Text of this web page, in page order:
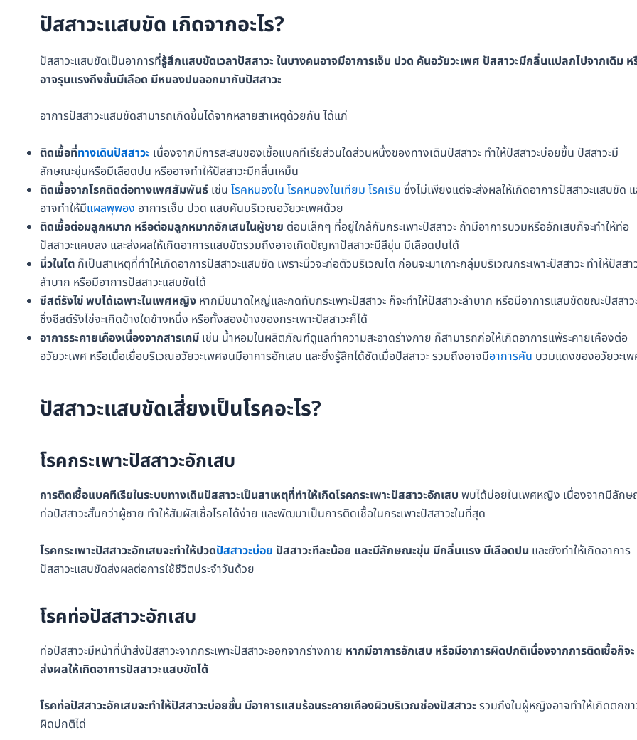
ปัสสาวะแสบขัด เกิดจากอะไร?
ปัสสาวะแสบขัดเป็นอาการที่รู้สึกแสบขัดเวลาปัสสาวะ ในบางคนอาจมีอาการเจ็บ ปวด คันอวัยวะเพศ ปัสสาวะมีกลิ่นแปลกไปจากเดิม ห
อาจรุนแรงถึงขั้นมีเลือด มีหนองปนออกมากับปัสสาวะ
อาการปัสสาวะแสบขัดสามารถเกิดขึ้นได้จากหลายสาเหตุด้วยกัน ได้แก่
ติดเชื้อที่ทางเดินปัสสาวะ เนื่องจากมีการสะสมของเชื้อแบคทีเรียส่วนใดส่วนหนึ่งของทางเดินปัสสาวะ ทำให้ปัสสาวะบ่อยขึ้น ปัสสาวะมี
ลักษณะขุ่นหรือมีเลือดปน หรืออาจทำให้ปัสสาวะมีกลิ่นเหม็น
ติดเชื้อจากโรคติดต่อทางเพศสัมพันธ์ เช่น โรคหนองใน โรคหนองในเทียม โรคเริม ซึ่งไม่เพียงแต่จะส่งผลให้เกิดอาการปัสสาวะแสบขัด แ
อาจทำให้มีแผลพุพอง อาการเจ็บ ปวด แสบคันบริเวณอวัยวะเพศด้วย
ติดเชื้อต่อมลูกหมาก หรือต่อมลูกหมากอักเสบในผู้ชาย ต่อมเล็กๆ ที่อยู่ใกล้กับกระเพาะปัสสาวะ ถ้ามีอาการบวมหรืออักเสบก็จะทำให้ท่อ
ปัสสาวะแคบลง และส่งผลให้เกิดอาการแสบขัดรวมถึงอาจเกิดปัญหาปัสสาวะมีสีขุ่น มีเลือดปนได้
นิ่วในไต ก็เป็นสาเหตุที่ทำให้เกิดอาการปัสสาวะแสบขัด เพราะนิ่วจะก่อตัวบริเวณไต ก่อนจะมาเกาะกลุ่มบริเวณกระเพาะปัสสาวะ ทำให้ปัสสา
ลำบาก หรือมีอาการปัสสาวะแสบขัดได้
ซีสต์รังไข่ พบได้เฉพาะในเพศหญิง หากมีขนาดใหญ่และกดทับกระเพาะปัสสาวะ ก็จะทำให้ปัสสาวะลำบาก หรือมีอาการแสบขัดขณะปัสสาว
ซึ่งซีสต์รังไข่จะเกิดข้างใดข้างหนึ่ง หรือทั้งสองข้างของกระเพาะปัสสาวะก็ได้
อาการระคายเคืองเนื่องจากสารเคมี เช่น น้ำหอมในผลิตภัณฑ์ดูแลทำความสะอาดร่างกาย ก็สามารถก่อให้เกิดอาการแพ้ระคายเคืองต่อ
อวัยวะเพศ หรือเนื้อเยื่อบริเวณอวัยวะเพศจนมีอาการอักเสบ และยิ่งรู้สึกได้ชัดเมื่อปัสสาวะ รวมถึงอาจมีอาการคัน บวมแดงของอวัยวะเ
ปัสสาวะแสบขัดเสี่ยงเป็นโรคอะไร?
โรคกระเพาะปัสสาวะอักเสบ
การติดเชื้อแบคทีเรียในระบบทางเดินปัสสาวะเป็นสาเหตุที่ทำให้เกิดโรคกระเพาะปัสสาวะอักเสบ พบได้บ่อยในเพศหญิง เนื่องจากมีลักษ
ท่อปัสสาวะสั้นกว่าผู้ชาย ทำให้สัมผัสเชื้อโรคได้ง่าย และพัฒนาเป็นการติดเชื้อในกระเพาะปัสสาวะในที่สุด
โรคกระเพาะปัสสาวะอักเสบจะทำให้ปวดปัสสาวะบ่อย ปัสสาวะทีละน้อย และมีลักษณะขุ่น มีกลิ่นแรง มีเลือดปน และยังทำให้เกิดอาการ
ปัสสาวะแสบขัดส่งผลต่อการใช้ชีวิตประจำวันด้วย
โรคท่อปัสสาวะอักเสบ
ท่อปัสสาวะมีหน้าที่นำส่งปัสสาวะจากกระเพาะปัสสาวะออกจากร่างกาย หากมีอาการอักเสบ หรือมีอาการผิดปกติเนื่องจากการติดเชื้อก็จะ
ส่งผลให้เกิดอาการปัสสาวะแสบขัดได้
โรคท่อปัสสาวะอักเสบจะทำให้ปัสสาวะบ่อยขึ้น มีอาการแสบร้อนระคายเคืองผิวบริเวณช่องปัสสาวะ รวมถึงในผู้หญิงอาจทำให้เกิดตกข
ผิดปกติได่